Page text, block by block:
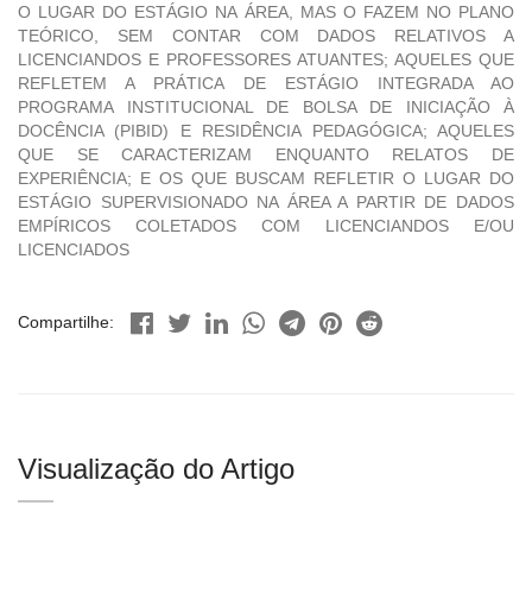
O LUGAR DO ESTÁGIO NA ÁREA, MAS O FAZEM NO PLANO
TEÓRICO, SEM CONTAR COM DADOS RELATIVOS A
LICENCIANDOS E PROFESSORES ATUANTES; AQUELES QUE
REFLETEM A PRÁTICA DE ESTÁGIO INTEGRADA AO
PROGRAMA INSTITUCIONAL DE BOLSA DE INICIAÇÃO À
DOCÊNCIA (PIBID) E RESIDÊNCIA PEDAGÓGICA; AQUELES
QUE SE CARACTERIZAM ENQUANTO RELATOS DE
EXPERIÊNCIA; E OS QUE BUSCAM REFLETIR O LUGAR DO
ESTÁGIO SUPERVISIONADO NA ÁREA A PARTIR DE DADOS
EMPÍRICOS COLETADOS COM LICENCIANDOS E/OU
LICENCIADOS
Compartilhe:
Visualização do Artigo